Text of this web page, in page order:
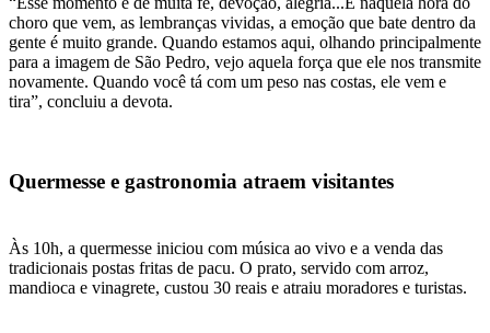
choro que vem, as lembranças vividas, a emoção que bate dentro da
gente é muito grande. Quando estamos aqui, olhando principalmente
para a imagem de São Pedro, vejo aquela força que ele nos transmite
novamente. Quando você tá com um peso nas costas, ele vem e
tira”, concluiu a devota.
Quermesse e gastronomia atraem visitantes
Às 10h, a quermesse iniciou com música ao vivo e a venda das
tradicionais postas fritas de pacu. O prato, servido com arroz,
mandioca e vinagrete, custou 30 reais e atraiu moradores e turistas.